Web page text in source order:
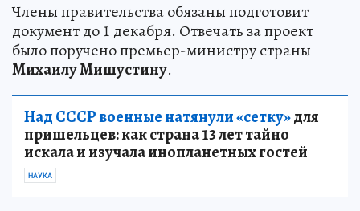
Члены правительства обязаны подготовит
документ до 1 декабря. Отвечать за проект
было поручено премьер-министру страны
Михаилу Мишустину.
Над СССР военные натянули «сетку»для
пришельцев: как страна 13 лет тайно
искала и изучала инопланетных гостей
НАУКА